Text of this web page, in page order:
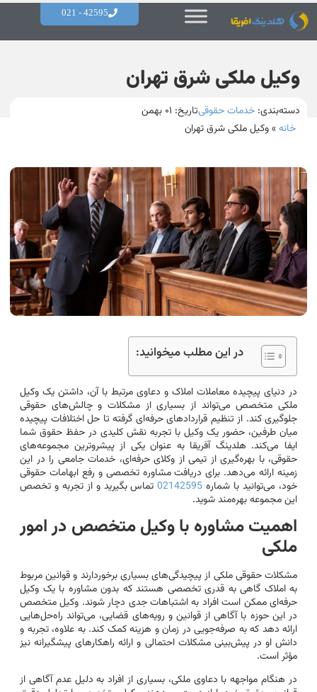
42595 - 021
وکیل ملکی شرق تهران
دسته‌بندی: خدمات حقوقیتاریخ:
خانه»وکیل ملکی شرق تهران
در این مطلب میخوانید:
در دنیای پیچیده معاملات املاک و دعاوی مرتبط با آن، داشتن یک وکیل
ملکی متخصص می‌تواند از بسیاری از مشکلات و چالش‌های حقوقی
جلوگیری کند. از تنظیم قراردادهای حرفه‌ای گرفته تا حل اختلافات پیچیده
میان طرفین، حضور یک وکیل با تجربه نقش کلیدی در حفظ حقوق شما
ایفا می‌کند. هلدینگ آفریقا به عنوان یکی از پیشروترین مجموعه‌های
حقوقی، با بهره‌گیری از تیمی از وکلای حرفه‌ای، خدمات جامعی را در این
زمینه ارائه می‌دهد. برای دریافت مشاوره تخصصی و رفع ابهامات حقوقی
خود، می‌توانید با شماره 02142595تماس بگیرید و از تجربه و تخصص
این مجموعه بهره‌مند شوید.
اهمیت مشاوره با وکیل متخصص در امور
ملکی
مشکلات حقوقی ملکی از پیچیدگی‌های بسیاری برخوردارند و قوانین مربوط
به املاک گاهی به قدری تخصصی هستند که بدون مشاوره با یک وکیل
حرفه‌ای ممکن است افراد به اشتباهات جدی دچار شوند. وکیل متخصص
در این حوزه با آگاهی از قوانین و رویه‌های قضایی، می‌تواند راه‌حل‌هایی
ارائه دهد که به صرفه‌جویی در زمان و هزینه کمک کند. به علاوه، تجربه و
دانش او در پیش‌بینی مشکلات احتمالی و ارائه راهکارهای پیشگیرانه نیز
مؤثر است.
در هنگام مواجهه با دعاوی ملکی، بسیاری از افراد به دلیل عدم آگاهی از